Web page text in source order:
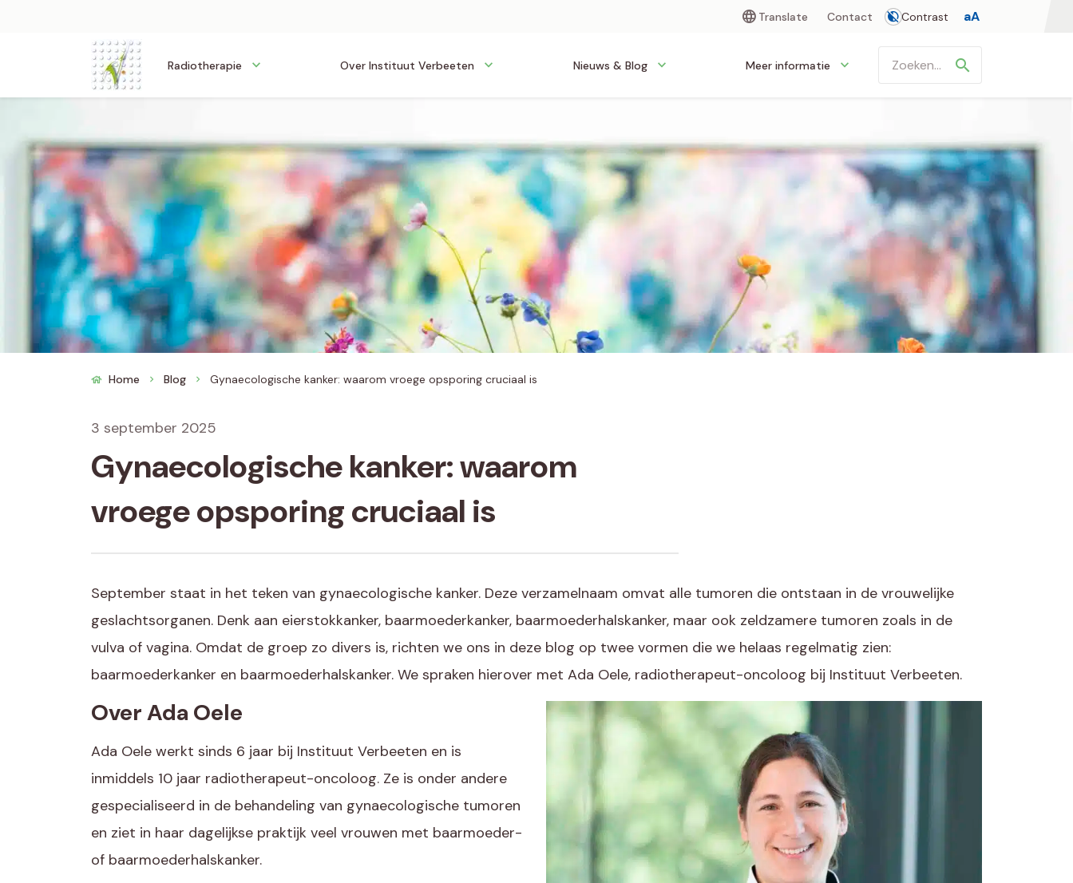
Translate Contact Contrast aA
Radiotherapie Over Instituut Verbeeten Nieuws & Blog Meer informatie
Zoeken

Home chevron_right Blog chevron_right Gynaecologische kanker: waarom vroege opsporing cruciaal is
Gynaecologische kanker: waarom
vroege opsporing cruciaal is
3 september 2025
September staat in het teken van gynaecologische kanker. Deze verzamelnaam omvat alle tumoren die ontstaan in de vrouwelijke
geslachtsorganen. Denk aan eierstokkanker, baarmoederkanker, baarmoederhalskanker, maar ook zeldzamere tumoren zoals in de
vulva of vagina. Omdat de groep zo divers is, richten we ons in deze blog op twee vormen die we helaas regelmatig zien:
baarmoederkanker en baarmoederhalskanker. We spraken hierover met Ada Oele, radiotherapeut-oncoloog bij Instituut Verbeeten.
OverAda Oele
Ada Oele werkt sinds 6 jaar bij Instituut Verbeeten en is
inmiddels 10 jaar radiotherapeut-oncoloog. Ze is onder andere
gespecialiseerd in de behandeling van gynaecologische tumoren
en ziet in haar dagelijkse praktijk veel vrouwen met baarmoeder-
of baarmoederhalskanker.